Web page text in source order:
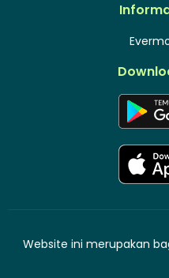
Website ini merupakan